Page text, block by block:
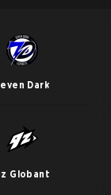
Dark
Globant